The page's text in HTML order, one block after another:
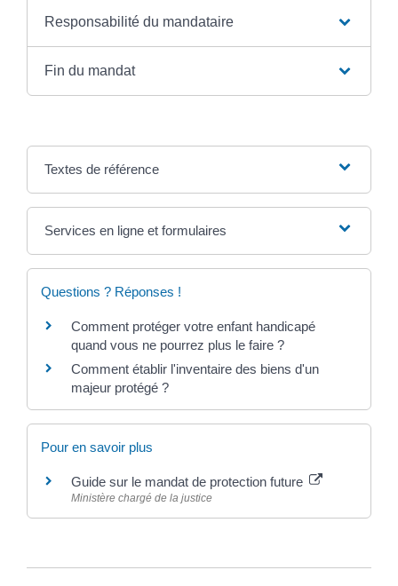
Responsabilité du mandataire
Fin du mandat
Textes de référence
Services en ligne et formulaires
Questions ? Réponses !
Comment protéger votre enfant handicapé
quand vous ne pourrez plus le faire ?
Comment établir l'inventaire des biens d'un
majeur protégé ?
Pour en savoir plus
Guide sur le mandat de protection future
Ministère chargé de la justice